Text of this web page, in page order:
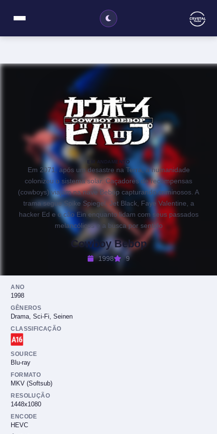
EM ANDAMENTO
Em 2071, após um desastre na Terra, a humanidade
colonizou o sistema solar. Caçadores de recompensas
(cowboys) viajam na nave Bebop capturando criminosos. A
trama segue Spike Spiegel, Jet Black, Faye Valentine, a
hacker Ed e o cão Ein enquanto lidam com seus passados
melancólicos e a busca por sentido
Cowboy Bebop
1998 9
ANO
1998
GÊNEROS
Drama, Sci-Fi, Seinen
CLASSIFICAÇÃO
SOURCE
Blu-ray
FORMATO
MKV (Softsub)
RESOLUÇÃO
1448x1080
ENCODE
HEVC